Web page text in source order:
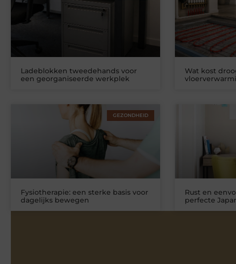
Ladeblokken tweedehands voor
een georganiseerde werkplek
Wat kost
GEZONDHEID
Fysiotherapie: een sterke basis voor
dagelijks bewegen
Rust en
perfecte